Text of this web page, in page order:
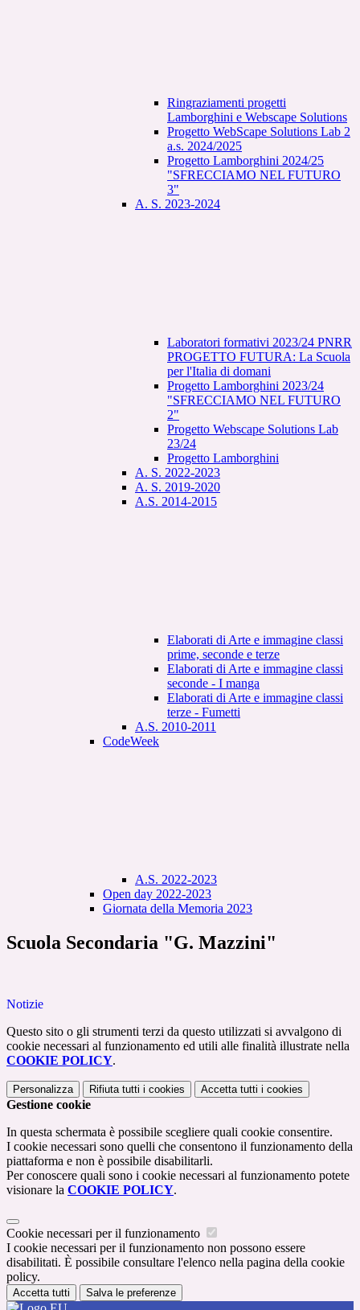
Ringraziamenti progetti
Lamborghini e Webscape Solutions
Progetto WebScape Solutions Lab 2
a.s. 2024/2025
Progetto Lamborghini 2024/25
"SFRECCIAMO NEL FUTURO
3"
A. S. 2023-2024
Laboratori formativi 2023/24 PNRR
PROGETTO FUTURA: La Scuola
per l'Italia di domani
Progetto Lamborghini 2023/24
"SFRECCIAMO NEL FUTURO
2"
Progetto Webscape Solutions Lab
23/24
Progetto Lamborghini
A. S. 2022-2023
A. S. 2019-2020
A.S. 2014-2015
Elaborati di Arte e immagine classi
prime, seconde e terze
Elaborati di Arte e immagine classi
seconde - I manga
Elaborati di Arte e immagine classi
terze - Fumetti
A.S. 2010-2011
CodeWeek
A.S. 2022-2023
Open day 2022-2023
Giornata della Memoria 2023
Scuola Secondaria "G. Mazzini"
Notizie
Questo sito o gli strumenti terzi da questo utilizzati si avvalgono di
cookie necessari al funzionamento ed utili alle finalità illustrate nella
COOKIE POLICY.
Personalizza Rifiuta tutti i cookies Accetta tutti i cookies
Gestione cookie
In questa schermata è possibile scegliere quali cookie consentire.
I cookie necessari sono quelli che consentono il funzionamento della
piattaforma e non è possibile disabilitarli.
Per conoscere quali sono i cookie necessari al funzionamento potete
visionare la COOKIE POLICY.
Cookie necessari per il funzionamento
I cookie necessari per il funzionamento non possono essere
disabilitati. È possibile consultare l'elenco nella pagina della cookie
policy.
Accetta tutti Salva le preferenze